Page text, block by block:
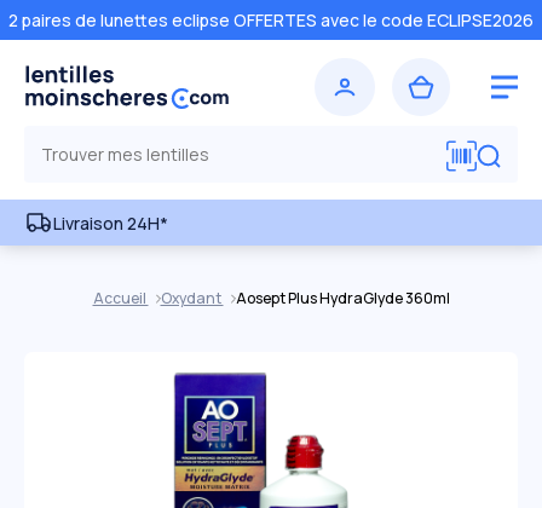
2 paires de lunettes eclipse OFFERTES avec le code ECLIPSE2026
Livraison 24H*
Accueil Oxydant Aosept Plus HydraGlyde 360ml